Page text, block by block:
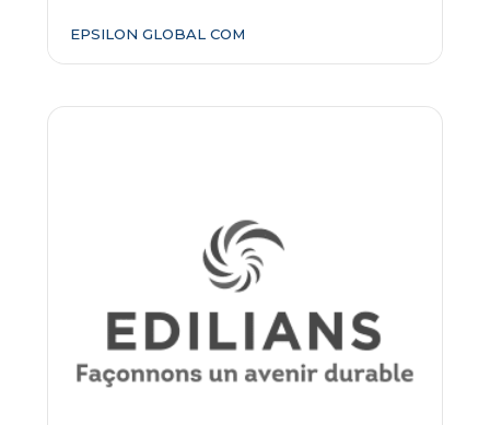
EPSILON GLOBAL COM